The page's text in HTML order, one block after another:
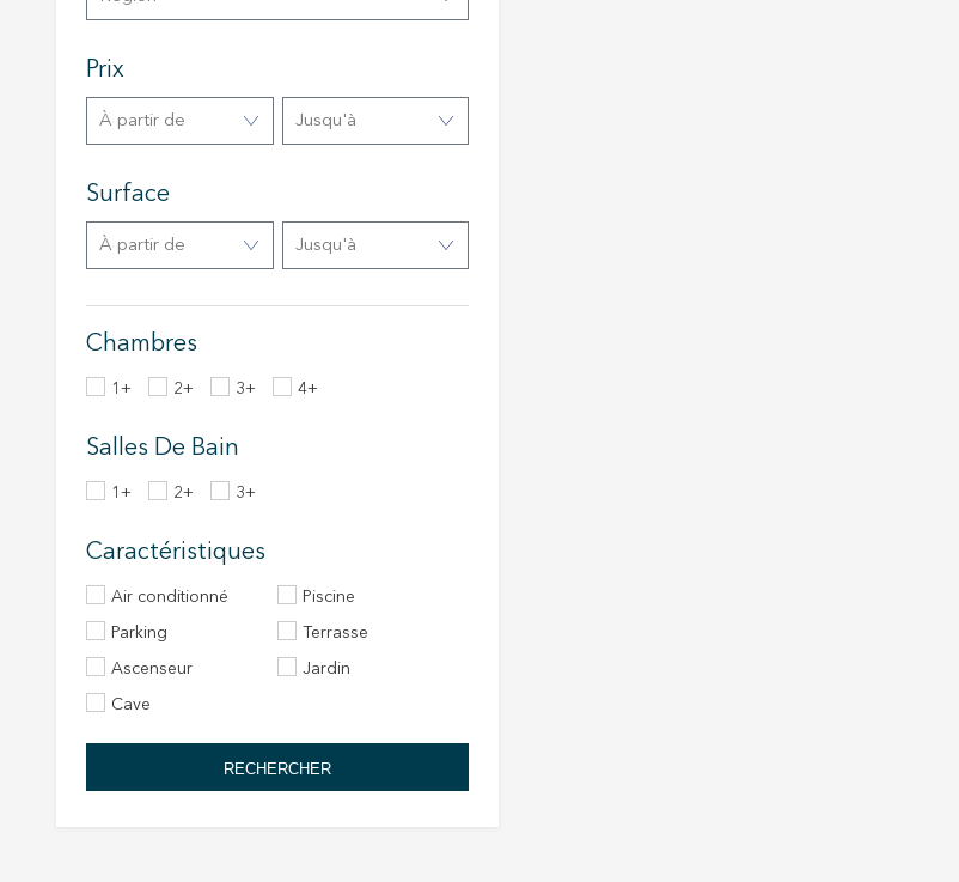
Prix
à partir de Jusqu'à
Surface
à partir de Jusqu'à
Chambres
1+ 2+ 3+ 4+
Salles De Bain
1+ 2+ 3+
Caractéristiques
Air conditionné Piscine
Parking Terrasse
Ascenseur Jardin
Cave
RECHERCHER